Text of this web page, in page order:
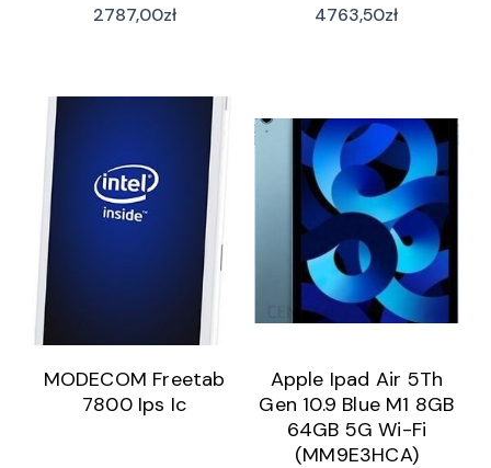
2787,00zł 4763,50zł
MODECOM Freetab
7800 Ips Ic
Apple Ipad Air 5Th
Gen 10.9 Blue M1 8GB
64GB 5G Wi-Fi
(MM9E3HCA)